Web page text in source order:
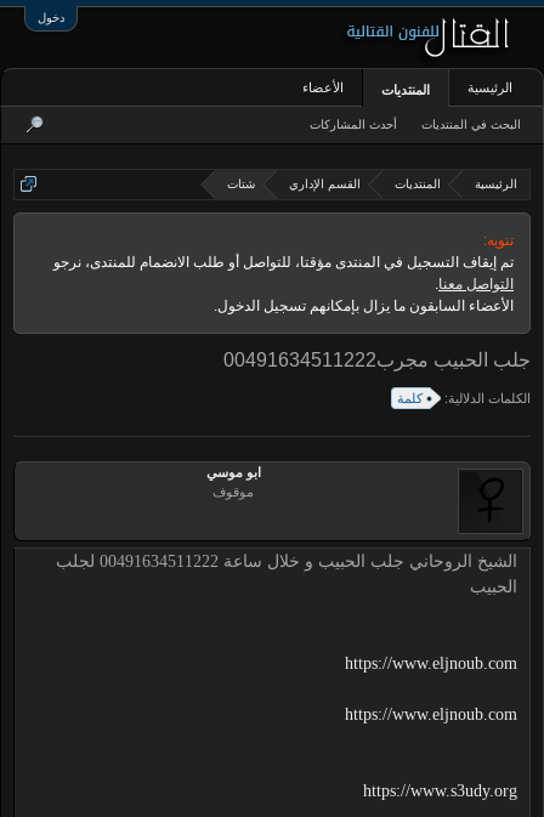
دخول
الرئيسية المنتديات القسم الإداري شتات
تنويه:
تم إيقاف التسجيل في المنتدى مؤقتا، للتواصل أو طلب الانضمام للمنتدى، نرجو
التواصل معنا.
الأعضاء السابقون ما يزال بإمكانهم تسجيل الدخول.
جلب الحبيب مجرب00491634511222
الكلمات الدلالية: كلمة
ابو موسي
موقوف
الشيخ الروحاني جلب الحبيب و خلال ساعة 00491634511222 لجلب
الحبيب
https://www.eljnoub.com
https://www.eljnoub.com
https://www.s3udy.org
الرئيسية المنتديات
البحث في المنتديات أحدث المشاركات
الأعضاء